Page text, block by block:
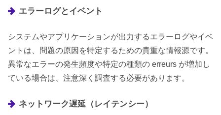
エラーログとイベント
システムやアプリケーションが出力するエラーログやイベ
ントは、問題の原因を特定するための貴重な情報源です。
異常なエラーの発生頻度や特定の種類の erreurs が増加し
ている場合は、注意深く調査する必要があります。
ネットワーク遅延（レイテンシー）